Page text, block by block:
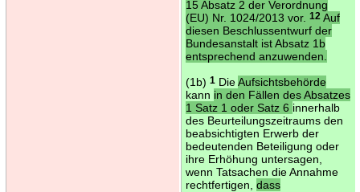
15 Absatz 2 der Verordnung
(EU) Nr. 1024/2013 vor. 12Auf
diesen Beschlussentwurf der
Bundesanstalt ist Absatz 1b
entsprechend anzuwenden.
(1b) 1DieAufsichtsbehörde
kann in den Fällen des Absatzes
1 Satz 1 oder Satz 6 innerhalb
des Beurteilungszeitraums den
beabsichtigten Erwerb der
bedeutenden Beteiligung oder
ihre Erhöhung untersagen,
wenn Tatsachen die Annahme
rechtfertigen, dass